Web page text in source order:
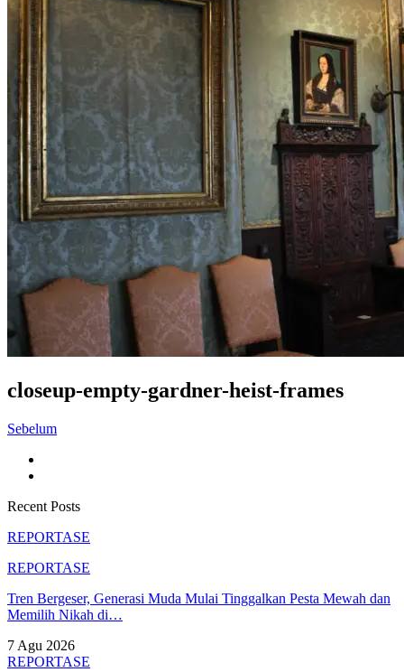
closeup-empty-gardner-heist-frames
Sebelum
Recent Posts
REPORTASE
REPORTASE
Tren Bergeser, Generasi Muda Mulai Tinggalkan Pesta Mewah dan
Memilih Nikah di…
7 Agu 2026
REPORTASE